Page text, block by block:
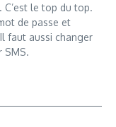
C’est le top du top.
de passe et
faut aussi changer
SMS.